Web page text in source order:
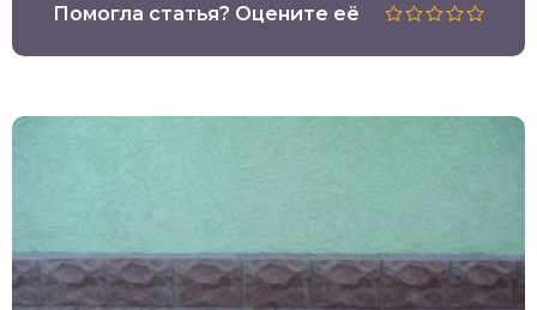
Помогла статья? Оцените её